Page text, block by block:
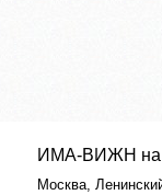
ИМА-ВИЖН на
Москва,